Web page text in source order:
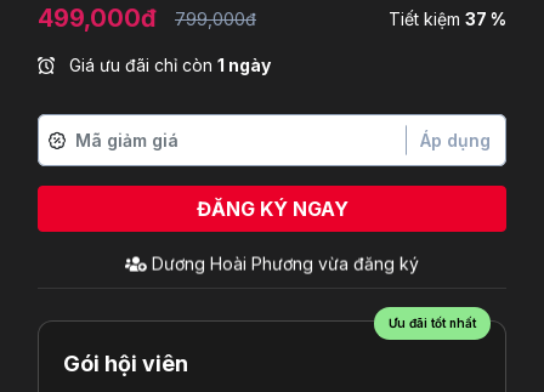
499,000đ 799,000đ Tiết kiệm 37 %
Giá ưu đãi chỉ còn 1 ngày
Áp dụng
ĐĂNG KÝ NGAY
Dương Hoài Phương vừa đăng ký
Ưu đãi tốt nhất
Gói hội viên